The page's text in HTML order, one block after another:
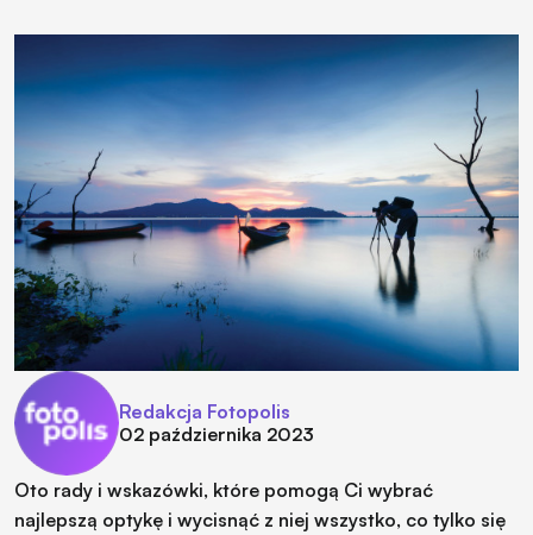
Redakcja Fotopolis
02 października 2023
Oto rady i wskazówki, które pomogą Ci wybrać
najlepszą optykę i wycisnąć z niej wszystko, co tylko się